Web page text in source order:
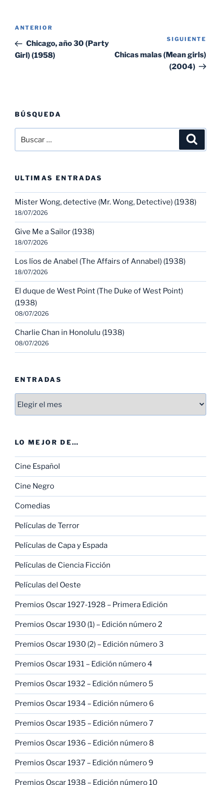
Navegación
entradas
Entrada
anterior:
ANTERIOR
Chicago, año 30 (Party
Girl) (1958)
SIGUIENTE
Chicas malas (Mean girls)
(2004)
BÚSQUEDA
por:
ULTIMAS ENTRADAS
Mister Wong, detective (Mr. Wong, Detective) (1938)
18/07/2026
Give Me a Sailor (1938)
18/07/2026
Los líos de Anabel (The Affairs of Annabel) (1938)
18/07/2026
El duque de West Point (The Duke of West Point)
(1938)
08/07/2026
Charlie Chan in Honolulu (1938)
08/07/2026
ENTRADAS
LO MEJOR DE…
Cine Español
Cine Negro
Comedias
Películas de Terror
Películas de Capa y Espada
Películas de Ciencia Ficción
Películas del Oeste
Premios Oscar 1927-1928 – Primera Edición
Premios Oscar 1930 (1) – Edición número 2
Premios Oscar 1930 (2) – Edición número 3
Premios Oscar 1931 – Edición número 4
Premios Oscar 1932 – Edición número 5
Premios Oscar 1934 – Edición número 6
Premios Oscar 1935 – Edición número 7
Premios Oscar 1936 – Edición número 8
Premios Oscar 1937 – Edición número 9
Premios Oscar 1938 – Edición número 10